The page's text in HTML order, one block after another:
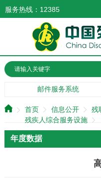
服务热线：12385
邮件服务系统
首页 信息公开 残
残疾人综合服务设施
年度数据